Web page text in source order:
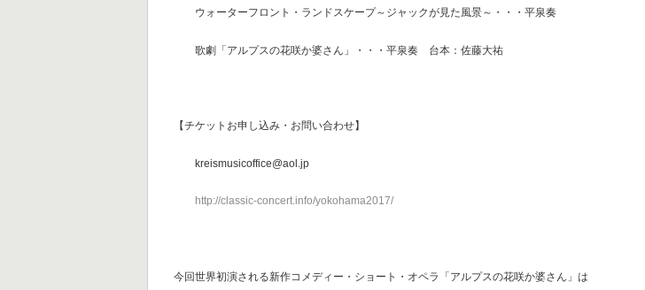
ウォーターフロント・ランドスケープ～ジャックが見た風景～・・・平泉奏
歌劇「アルプスの花咲か婆さん」・・・平泉奏 台本：佐藤大祐
【チケットお申し込み・お問い合わせ】
kreismusicoffice@aol.jp
http://classic-concert.info/yokohama2017/
今回世界初演される新作コメディー・ショート・オペラ「アルプスの花咲か婆さん」は